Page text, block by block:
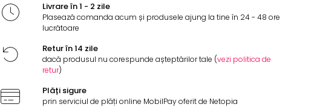
Livrare în 1 - 2 zile
Plasează comanda acum și produsele ajung la tine în 24 - 48 ore
lucrătoare
Retur în 14 zile
dacă produsul nu corespunde așteptărilor tale (vezi politica de
retur)
Plăți sigure
prin serviciul de plăți online MobilPay oferit de Netopia